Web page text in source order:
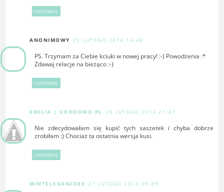
ODPOWIEDZ
ANONIMOWY 20 LUTEGO 2014 16:48
PS. Trzymam za Ciebie kciuki w nowej pracy! :-) Powodzenia :*
Zdawaj relacje na bieżąco :-)
ODPOWIEDZ
EMILIA | URODOWO.PL 20 LUTEGO 2014 21:47
Nie zdecydowałam się kupić tych saszetek i chyba dobrze
zrobiłam :) Chociaż ta ostatnia wersja kusi.
ODPOWIEDZ
MINTELEGANCE89 21 LUTEGO 2014 00:39